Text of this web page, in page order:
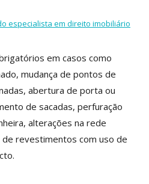
especialista em direito imobiliário
em casos como
mudança de pontos de
abertura de porta ou
de sacadas, perfuração
alterações na rede
revestimentos com uso de